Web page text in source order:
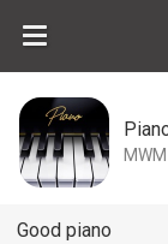
MWM
Good piano